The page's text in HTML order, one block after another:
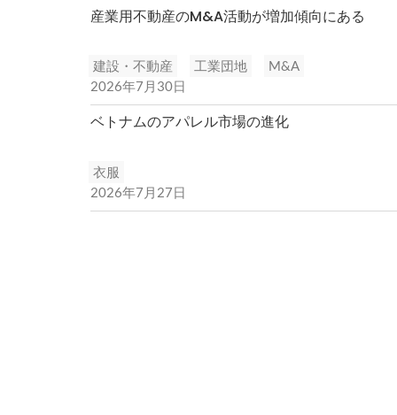
産業用不動産のM&A活動が増加傾向にある
建設・不動産 工業団地
M&A
2026年7月30日
ベトナムのアパレル市場の進化
衣服
2026年7月27日